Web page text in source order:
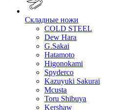
Складные ножи
COLD STEEL
Dew Hara
G.Sakai
Hatamoto
Higonokami
Spyderco
Kazuyuki Sakurai
Mcusta
Toru Shibuya
Kershaw